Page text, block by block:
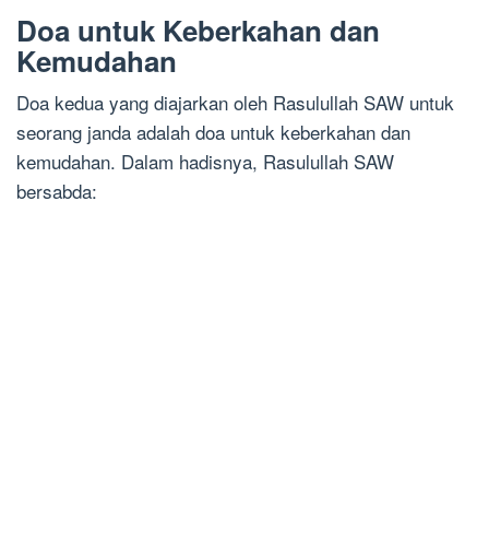
Doa untuk Keberkahan dan
Kemudahan
Doa kedua yang diajarkan oleh Rasulullah SAW untuk
seorang janda adalah doa untuk keberkahan dan
kemudahan. Dalam hadisnya, Rasulullah SAW
bersabda: